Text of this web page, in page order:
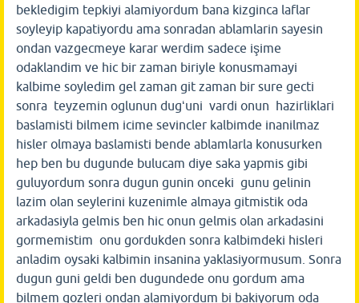
bekledigim tepkiyi alamiyordum bana kizginca laflar
soyleyip kapatiyordu ama sonradan ablamlarin sayesin
ondan vazgecmeye karar werdim sadece işime
odaklandim ve hic bir zaman biriyle konusmamayi
kalbime soyledim gel zaman git zaman bir sure gecti
sonra teyzemin oglunun dugʻuni vardi onun hazirliklari
baslamisti bilmem icime sevincler kalbimde inanilmaz
hisler olmaya baslamisti bende ablamlarla konusurken
hep ben bu dugunde bulucam diye saka yapmis gibi
guluyordum sonra dugun gunin onceki gunu gelinin
lazim olan seylerini kuzenimle almaya gitmistik oda
arkadasiyla gelmis ben hic onun gelmis olan arkadasini
gormemistim onu gordukden sonra kalbimdeki hisleri
anladim oysaki kalbimin insanina yaklasiyormusum. Sonra
dugun guni geldi ben dugundede onu gordum ama
bilmem gozleri ondan alamiyordum bi bakiyorum oda